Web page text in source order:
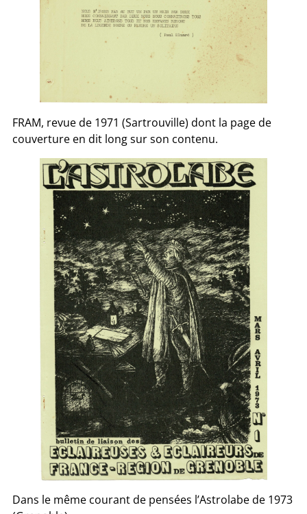
FRAM, revue de 1971 (Sartrouville) dont la page de
couverture en dit long sur son contenu.
Dans le même courant de pensées l’Astrolabe de 1973